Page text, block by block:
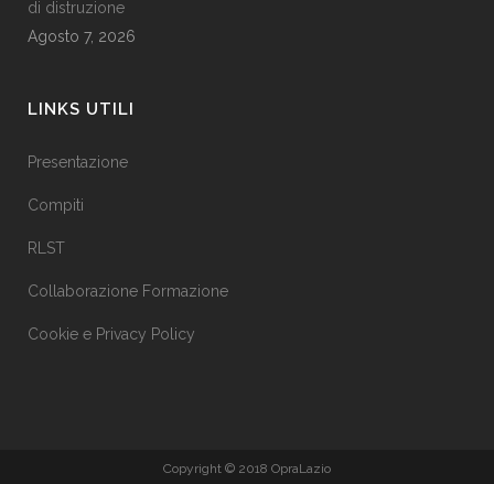
di distruzione
Agosto 7, 2026
LINKS UTILI
Presentazione
Compiti
RLST
Collaborazione Formazione
Cookie e Privacy Policy
Copyright © 2018 OpraLazio